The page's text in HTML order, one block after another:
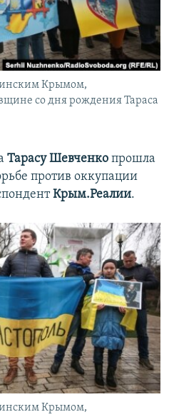
Крымом,
со дня рождения Тараса
Тарасу Шевченко прошла
против оккупации
Крым.Реалии.
Крымом,